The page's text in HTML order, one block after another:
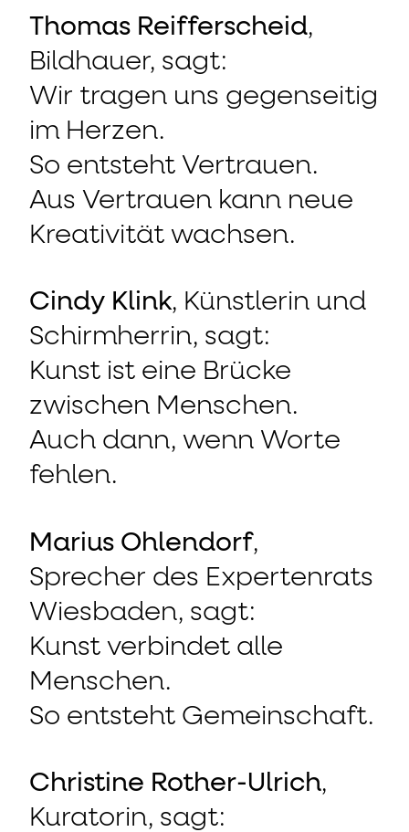
Thomas Reifferscheid,
Bildhauer, sagt:
Wir tragen uns gegenseitig
im Herzen.
So entsteht Vertrauen.
Aus Vertrauen kann neue
Kreativität wachsen.
Cindy Klink, Künstlerin und
Schirmherrin, sagt:
Kunst ist eine Brücke
zwischen Menschen.
Auch dann, wenn Worte
fehlen.
Marius Ohlendorf,
Sprecher des Expertenrats
Wiesbaden, sagt:
Kunst verbindet alle
Menschen.
So entsteht Gemeinschaft.
Christine Rother-Ulrich,
Kuratorin, sagt: